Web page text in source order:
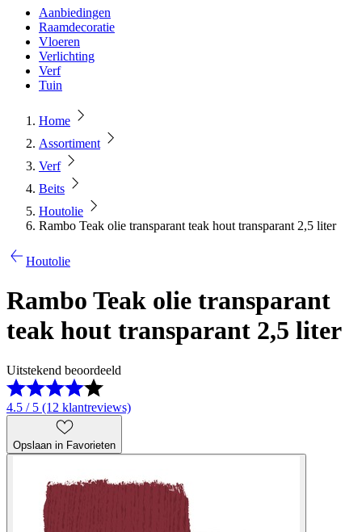
Aanbiedingen
Raamdecoratie
Vloeren
Verlichting
Verf
Tuin
Home
Assortiment
Verf
Beits
Houtolie
Rambo Teak olie transparant teak hout transparant 2,5 liter
Houtolie
Rambo Teak olie transparant
teak hout transparant 2,5 liter
Uitstekend beoordeeld
4.5 / 5 (12 klantreviews)
Opslaan in Favorieten